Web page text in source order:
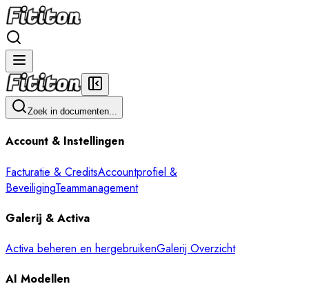
Zoek in documenten...
Account & Instellingen
Facturatie & CreditsAccountprofiel &
BeveiligingTeammanagement
Galerij & Activa
Activa beheren en hergebruikenGalerij Overzicht
AI Modellen